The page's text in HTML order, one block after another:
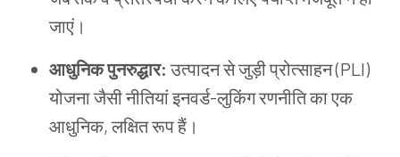
जाएं।
आधुनिक पुनरुद्धार: उत्पादन से जुड़ी प्रोत्साहन (PLI)
योजना जैसी नीतियां इनवर्ड-लुकिंग रणनीति का एक
आधुनिक, लक्षित रूप हैं।